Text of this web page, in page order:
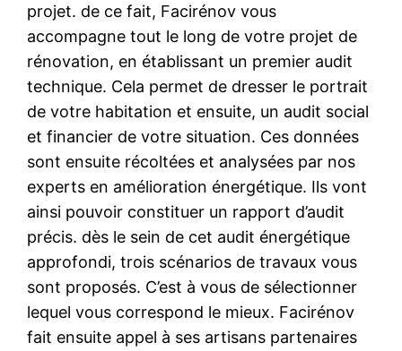
projet. de ce fait, Facirénov vous
accompagne tout le long de votre projet de
rénovation, en établissant un premier audit
technique. Cela permet de dresser le portrait
de votre habitation et ensuite, un audit social
et financier de votre situation. Ces données
sont ensuite récoltées et analysées par nos
experts en amélioration énergétique. Ils vont
ainsi pouvoir constituer un rapport d’audit
précis. dès le sein de cet audit énergétique
approfondi, trois scénarios de travaux vous
sont proposés. C’est à vous de sélectionner
lequel vous correspond le mieux. Facirénov
fait ensuite appel à ses artisans partenaires